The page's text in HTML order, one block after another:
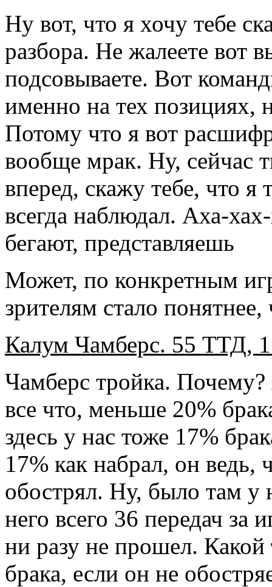
Ну вот, что я хочу тебе
разбора. Не жалеете вот
подсовываете. Вот
именно на тех позициях,
Потому что я вот
вообще мрак. Ну, сейчас
вперед, скажу тебе, что
всегда наблюдал. Аха-
бегают, представляешь
Может, по конкретным
зрителям стало понятнее,
Калум Чамберс. 55 ТТД,
Чамберс тройка.
все что, меньше 20%
здесь у нас тоже 17%
17% как набрал, он ведь,
обострял. Ну, было там у
него всего 36 передач за
ни разу не прошел. Какой
брака, если он не